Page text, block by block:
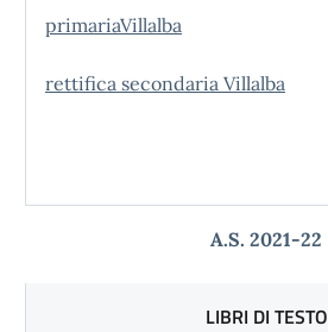
primariaVillalba
rettifica secondaria Villalba
A.S. 2021-22
LIBRI DI TESTO